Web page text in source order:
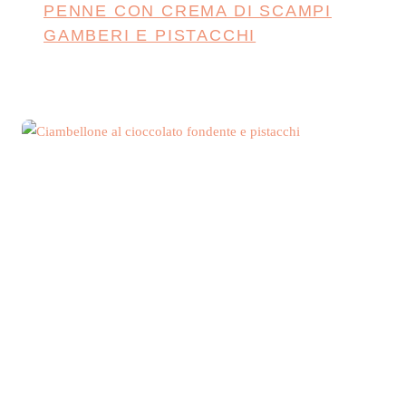
PENNE CON CREMA DI SCAMPI
GAMBERI E PISTACCHI